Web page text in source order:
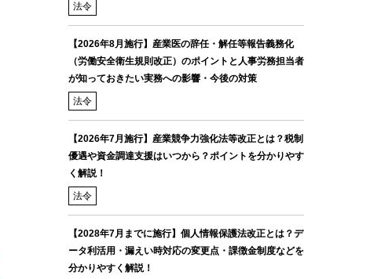
法令
【2026年8月施行】産業医の辞任・解任等報告義務化
（労働安全衛生規則改正）のポイントと人事労務担当者
が知っておきたい実務への影響・今後の対策
法令
【2026年7月施行】産業競争力強化法等改正とは？税制
優遇や資金調達支援はいつから？ポイントを分かりやす
く解説！
法令
【2028年7月までに施行】個人情報保護法改正とは？デ
ータ利活用・漏えい時対応の変更点・課徴金制度などを
分かりやすく解説！